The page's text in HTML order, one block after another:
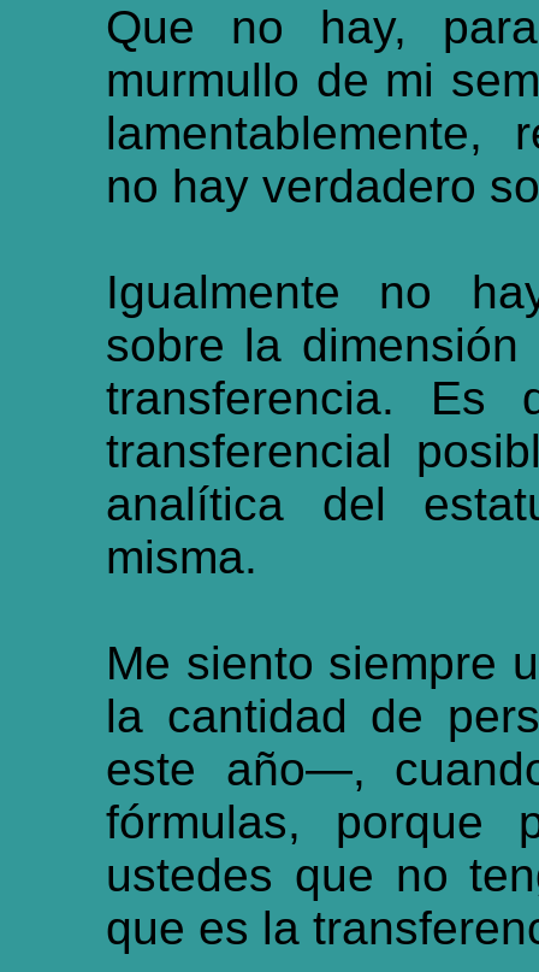
Que no hay,
murmullo de mi
lamentablemente,
no hay verdadero
Igualmente no
sobre la
transferencia. Es
transferencial
analítica del
misma.
Me siento siempre
la cantidad de
este año—,
fórmulas, porque
ustedes que no
que es la